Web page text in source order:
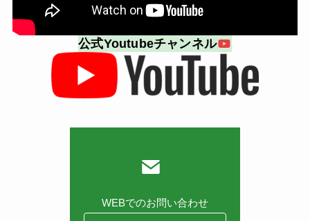
公式Youtubeチャンネル
WEBでのお問い合わせ